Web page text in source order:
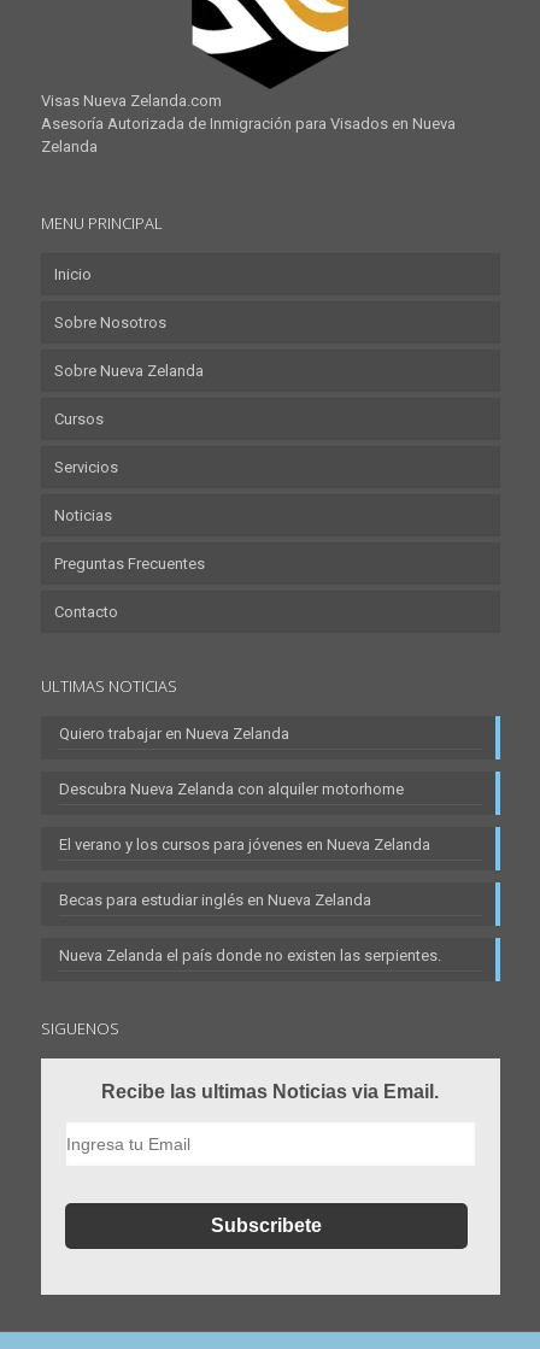
Visas Nueva Zelanda.com
Asesoría Autorizada de Inmigración para Visados en Nueva
Zelanda
MENU PRINCIPAL
Inicio
Sobre Nosotros
Sobre Nueva Zelanda
Cursos
Servicios
Noticias
Preguntas Frecuentes
Contacto
ULTIMAS NOTICIAS
Quiero trabajar en Nueva Zelanda
Descubra Nueva Zelanda con alquiler motorhome
El verano y los cursos para jóvenes en Nueva Zelanda
Becas para estudiar inglés en Nueva Zelanda
Nueva Zelanda el país donde no existen las serpientes.
SIGUENOS
Recibe las ultimas Noticias via Email.